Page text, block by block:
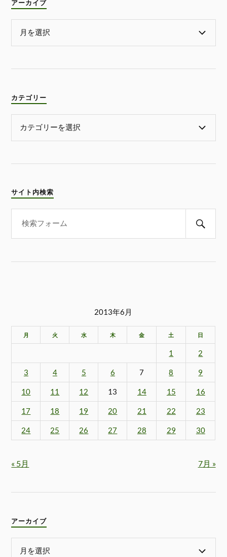
アーカイブ
カテゴリー
サイト内検索
2013年6月
月 火 水 木 金 土 日
1 2
3 4 5 6 7 8 9
10 11 12 13 14 15 16
17 18 19 20 21 22 23
24 25 26 27 28 29 30
« 5月 7月 »
アーカイブ